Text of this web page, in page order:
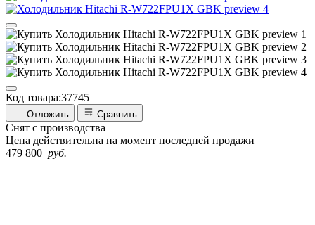
Код товара:37745
Отложить Сравнить
Снят с производства
Цена действительна на момент последней продажи
479 800 руб.